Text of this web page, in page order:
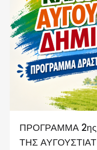
ΠΡΟΓΡΑΜΜΑ
ΤΗΣ